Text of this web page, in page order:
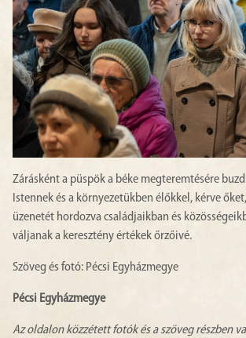
Zárásként a püspök a béke megteremtésére
Istennek és a környezetükben élőkkel, kérve
üzenetét hordozva családjaikban és
váljanak a keresztény értékek őrzőivé.
Szöveg és fotó: Pécsi Egyházmegye
Pécsi Egyházmegye
Az oldalon közzétett fotók és a szöveg részben